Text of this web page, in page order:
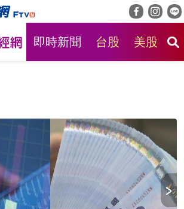
即時新聞 台股 美股